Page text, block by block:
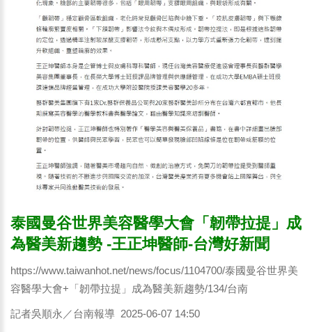
泰國曼谷世界美容醫學大會「韌帶拉提」成
為醫美新趨勢 -王正坤醫師-台灣好新聞
https://www.taiwanhot.net/news/focus/1104700/泰國曼谷世界美
容醫學大會+「韌帶拉提」成為醫美新趨勢/134/台南
記者吳順永／台南報導 2025-06-07 14:50